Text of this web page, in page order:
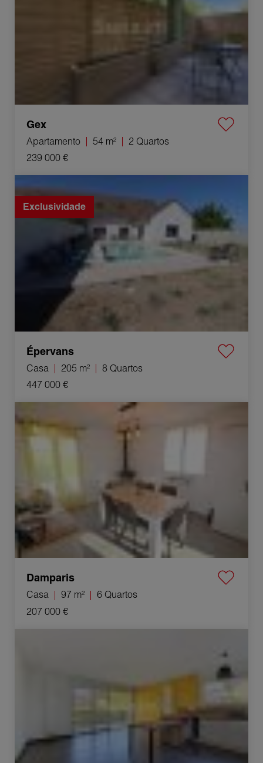
Gex
Apartamento 54 m²
2 Quartos
239 000 €
Venda Casa Épervans 8 Quartos 205 m²
Exclusividade
Épervans
Casa 205 m²
8 Quartos
447 000 €
Venda Casa Damparis 6 Quartos 97 m²
Damparis
Casa 97 m²
6 Quartos
207 000 €